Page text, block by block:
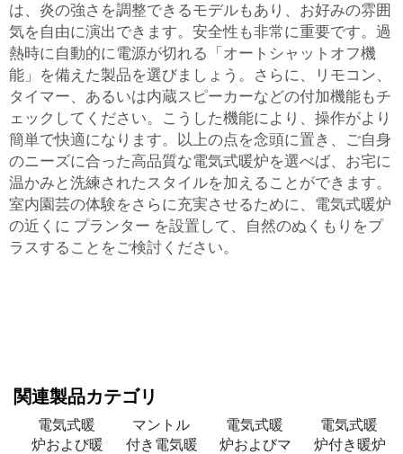
は、炎の強さを調整できるモデルもあり、お好みの雰囲
気を自由に演出できます。安全性も非常に重要です。過
熱時に自動的に電源が切れる「オートシャットオフ機
能」を備えた製品を選びましょう。さらに、リモコン、
タイマー、あるいは内蔵スピーカーなどの付加機能もチ
ェックしてください。こうした機能により、操作がより
簡単で快適になります。以上の点を念頭に置き、ご自身
のニーズに合った高品質な電気式暖炉を選べば、お宅に
温かみと洗練されたスタイルを加えることができます。
室内園芸の体験をさらに充実させるために、電気式暖炉
の近くに プランター を設置して、自然のぬくもりをプ
ラスすることをご検討ください。
関連製品カテゴリ
電気式暖
炉および暖
マントル
付き電気暖
電気式暖
炉およびマ
電気式暖
炉付き暖炉